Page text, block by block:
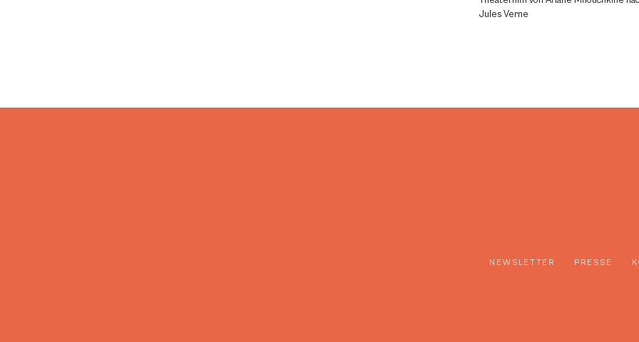
Jules Verne
NEWSLETTER PRESSE